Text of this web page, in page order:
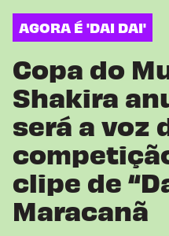
AGORA É 'DAI DAI'
Copa do
Shakira
será a voz
clipe de
Maracanã